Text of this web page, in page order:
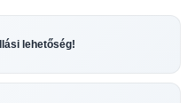
lehetőség!